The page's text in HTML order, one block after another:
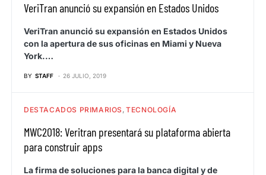
VeriTran anunció su expansión en Estados Unidos
VeriTran anunció su expansión en Estados Unidos
con la apertura de sus oficinas en Miami y Nueva
York.…
BY STAFF 26 JULIO, 2019
DESTACADOS PRIMARIOS TECNOLOGÍA
MWC2018: Veritran presentará su plataforma abierta
para construir apps
La firma de soluciones para la banca digital y de